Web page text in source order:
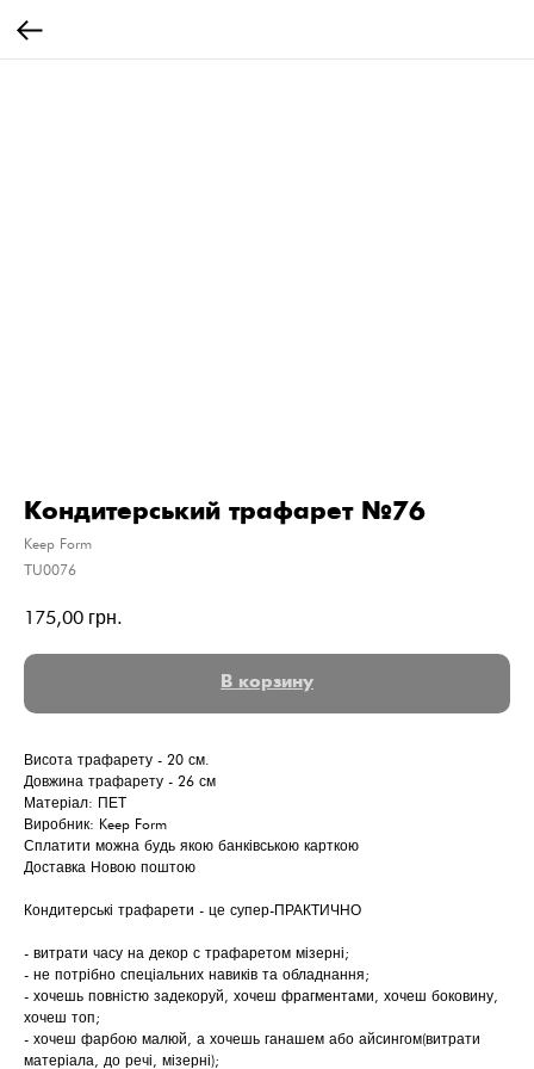
Кондитерський трафарет №76
Keep Form
ТU0076
175,00 грн.
В корзину
Висота трафарету - 20 см.
Довжина трафарету - 26 см
Матеріал: ПЕТ
Виробник: Keep Form
Сплатити можна будь якою банківською карткою
Доставка Новою поштою
Кондитерські трафарети - це супер-ПРАКТИЧНО
- витрати часу на декор с трафаретом мізерні;
- не потрібно спеціальних навиків та обладнання;
- хочешь повністю задекоруй, хочеш фрагментами, хочеш боковину,
хочеш топ;
- хочеш фарбою малюй, а хочешь ганашем або айсингом(витрати
матеріала, до речі, мізерні);